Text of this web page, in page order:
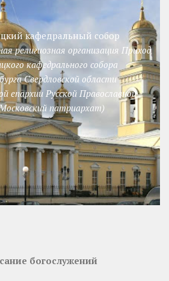
кафедральный собор
религиозная организация Приход
кафедрального собора
Свердловской области
епархии Русской Православной
патриархат)
богослужений